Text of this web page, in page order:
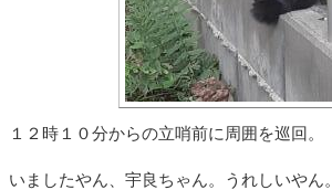
１２時１０分からの立哨前に周囲を巡回。
いましたやん、宇良ちゃん。うれしいやん